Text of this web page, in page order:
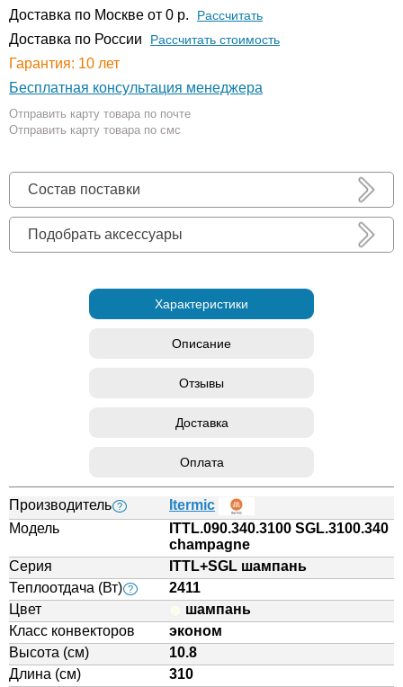
Доставка по Москве от 0 р. Расcчитать
Доставка по России Рассчитать стоимость
Гарантия: 10 лет
Бесплатная консультация менеджера
Отправить карту товара по почте
Отправить карту товара по смс
Состав поставки
Подобрать аксессуары
Характеристики
Описание
Отзывы
Доставка
Оплата
Производитель ?
Itermic
Модель
ITTL.090.340.3100 SGL.3100.340
champagne
Серия
ITTL+SGL шампань
Теплоотдача (Вт) ?
2411
Цвет
шампань
Класс конвекторов
эконом
Высота (см)
10.8
Длина (см)
310